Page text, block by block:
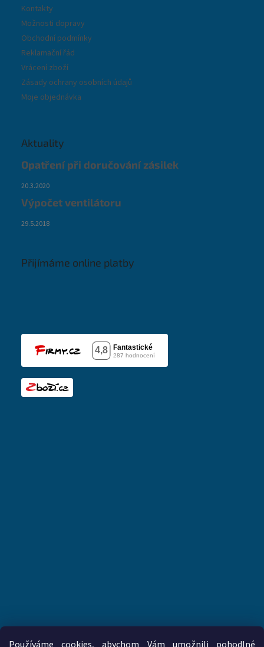
Kontakty
Možnosti dopravy
Obchodní podmínky
Reklamační řád
Vrácení zboží
Zásady ochrany osobních údajů
Moje objednávka
Aktuality
Opatření při doručování zásilek
20.3.2020
Výpočet ventilátoru
29.5.2018
Přijímáme online platby